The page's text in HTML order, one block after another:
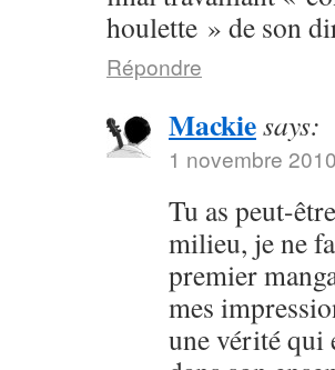
houlette » de son
Répondre
Mackiesays:
1 novembre
Tu as peut-
milieu, je ne
premier
mes
une vérité qui